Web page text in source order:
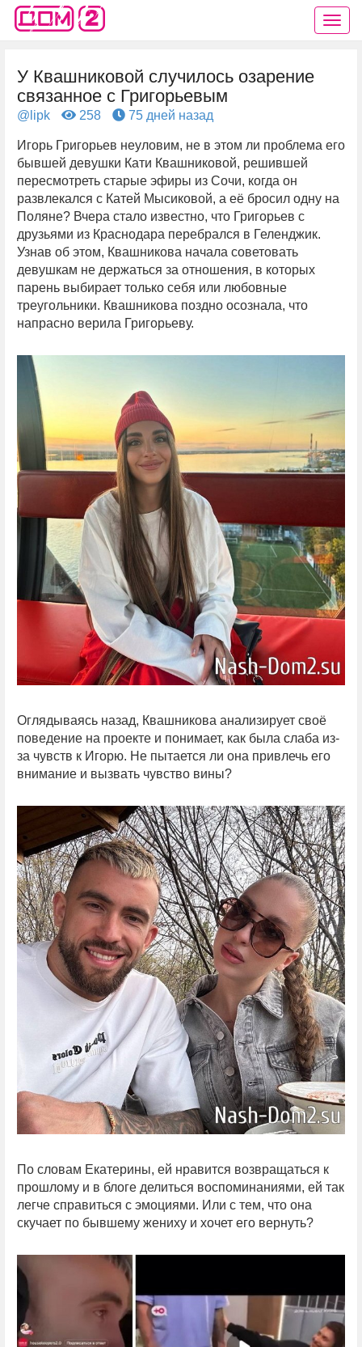
У Квашниковой случилось озарение
связанное с Григорьевым
@lipk 258 75 дней назад
Игорь Григорьев неуловим, не в этом ли проблема его
бывшей девушки Кати Квашниковой, решившей
пересмотреть старые эфиры из Сочи, когда он
развлекался с Катей Мысиковой, а её бросил одну на
Поляне? Вчера стало известно, что Григорьев с
друзьями из Краснодара перебрался в Геленджик.
Узнав об этом, Квашникова начала советовать
девушкам не держаться за отношения, в которых
парень выбирает только себя или любовные
треугольники. Квашникова поздно осознала, что
напрасно верила Григорьеву.
Оглядываясь назад, Квашникова анализирует своё
поведение на проекте и понимает, как была слаба из-
за чувств к Игорю. Не пытается ли она привлечь его
внимание и вызвать чувство вины?
По словам Екатерины, ей нравится возвращаться к
прошлому и в блоге делиться воспоминаниями, ей так
легче справиться с эмоциями. Или с тем, что она
скучает по бывшему жениху и хочет его вернуть?